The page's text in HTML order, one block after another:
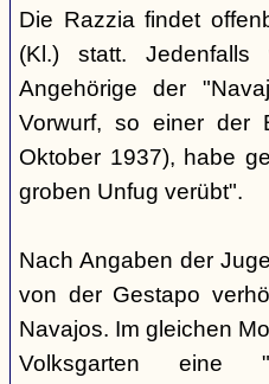
Die Razzia findet
(Kl.) statt.
Angehörige der
Vorwurf, so einer der
Oktober 1937), habe
groben Unfug verübt".
Nach Angaben der
von der Gestapo
Navajos. Im gleichen
Volksgarten eine